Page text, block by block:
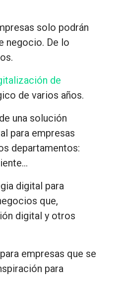
solo podrán
negocio. De lo
de
de varios años.
una solución
para empresas
departamentos:
digital para
que,
digital y otros
empresas que se
para